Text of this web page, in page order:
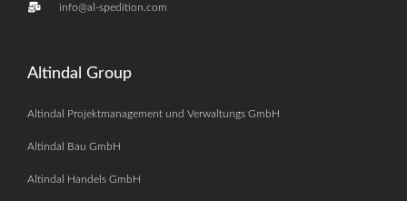
info@al-spedition.com
Altindal Group
Altindal Projektmanagement und Verwaltungs GmbH
Altindal Bau GmbH
Altindal Handels GmbH